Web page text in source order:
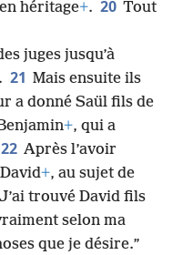
héritage+. 20 Tout
juges jusqu’à
. 21 Mais ensuite ils
a donné Saül fils de
+, qui a
22 Après l’avoir
+, au sujet de
trouvé David fils
selon ma
que je désire.”